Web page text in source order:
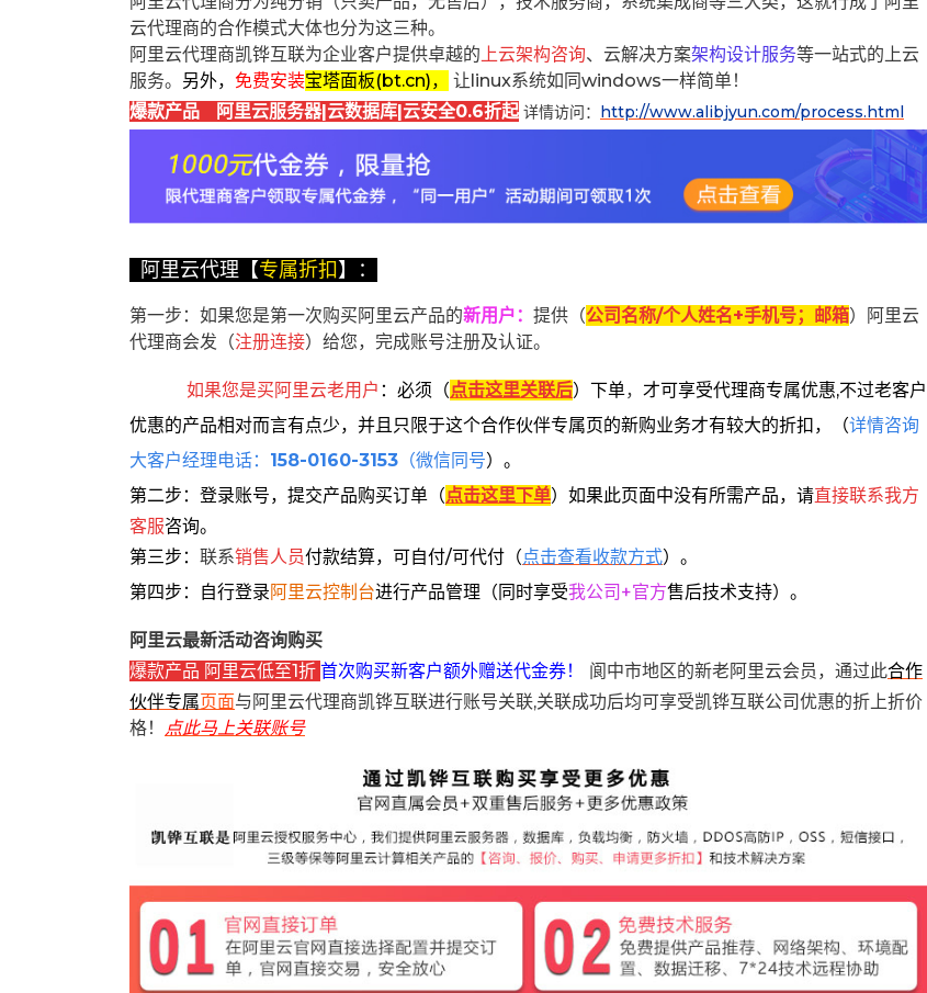
云代理商的合作模式大体也分为这三种。
阿里云代理商凯铧互联为企业客户提供卓越的上云架构咨询、云解决方案架构设计服务等一站式的上云
服务。 另外， 免费安装宝塔面板(bt.cn)，
让linux系统如同windows一样简单！
爆款产品 阿里云服务器|云数据库|云安全0.6折起 详情访问： http://www.alibjyun.com/process.html
阿里云代理【专属折扣】：
第一步：如果您是第一次购买阿里云产品的新用户 ： 提供（公司名称/个人姓名+手机号；邮箱）阿里云
代理商会发（注册连接）给您，完成账号注册及认证。
如果您是买阿里云老用户 ： 必须 （点击这里关联后） 下单， 才可享受代理商专属优惠,不过老客户
优惠的产品相对而言有点少，并且只限于这个合作伙伴专属页的新购业务才有较大的折扣，
（详情咨询
大客户经理电话： 158-0160-3153 （微信同号）。
第二步：登录账号，提交产品购买订单（点击这里下单） 如果此页面中没有所需产品，请直接联系我方
客服咨询。
第三步： 联系销售人员付款结算，可自付/可代付（点击查看收款方式）。
第四步：自行登录 阿里云控制台进行产品管理（同时享受我公司+官方售后技术支持）。
阿里云最新活动咨询购买
爆款产品 阿里云低至1折 首次购买新客户额外赠送代金券！ 阆中市地区的新老阿里云会员，通过此合作
伙伴专属页面与阿里云代理商凯铧互联进行账号关联,关联成功后均可享受凯铧互联公司优惠的折上折价
格！ 点此马上关联账号